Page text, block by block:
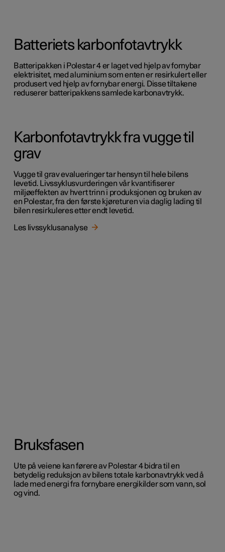
Batteriets karbonfotavtrykk
Batteripakken i Polestar 4 er laget ved hjelp av fornybar
elektrisitet, med aluminium som enten er resirkulert eller
produsert ved hjelp av fornybar energi. Disse tiltakene
reduserer batteripakkens samlede karbonavtrykk.
Karbonfotavtrykk fra vugge til
grav
Vugge til grav evalueringer tar hensyn til hele bilens
levetid. Livssyklusvurderingen vår kvantifiserer
miljøeffekten av hvert trinn i produksjonen og bruken av
en Polestar, fra den første kjøreturen via daglig lading til
bilen resirkuleres etter endt levetid.
Les livssyklusanalyse
Bruksfasen
Ute på veiene kan førere av Polestar 4 bidra til en
betydelig reduksjon av bilens totale karbonavtrykk ved å
lade med energi fra fornybare energikilder som vann, sol
og vind.